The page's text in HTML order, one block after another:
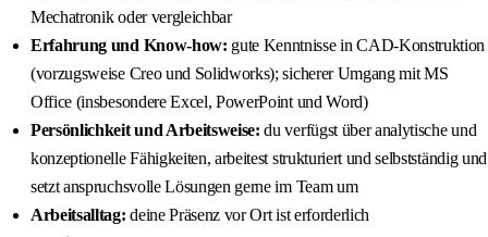
Mechatronik oder vergleichbar
Erfahrung und Know-how: gute Kenntnisse in CAD-Konstruktion
(vorzugsweise Creo und Solidworks); sicherer Umgang mit MS
Office (insbesondere Excel, PowerPoint und Word)
Persönlichkeit und Arbeitsweise: du verfügst über analytische und
konzeptionelle Fähigkeiten, arbeitest strukturiert und selbstständig und
setzt anspruchsvolle Lösungen gerne im Team um
Arbeitsalltag: deine Präsenz vor Ort ist erforderlich